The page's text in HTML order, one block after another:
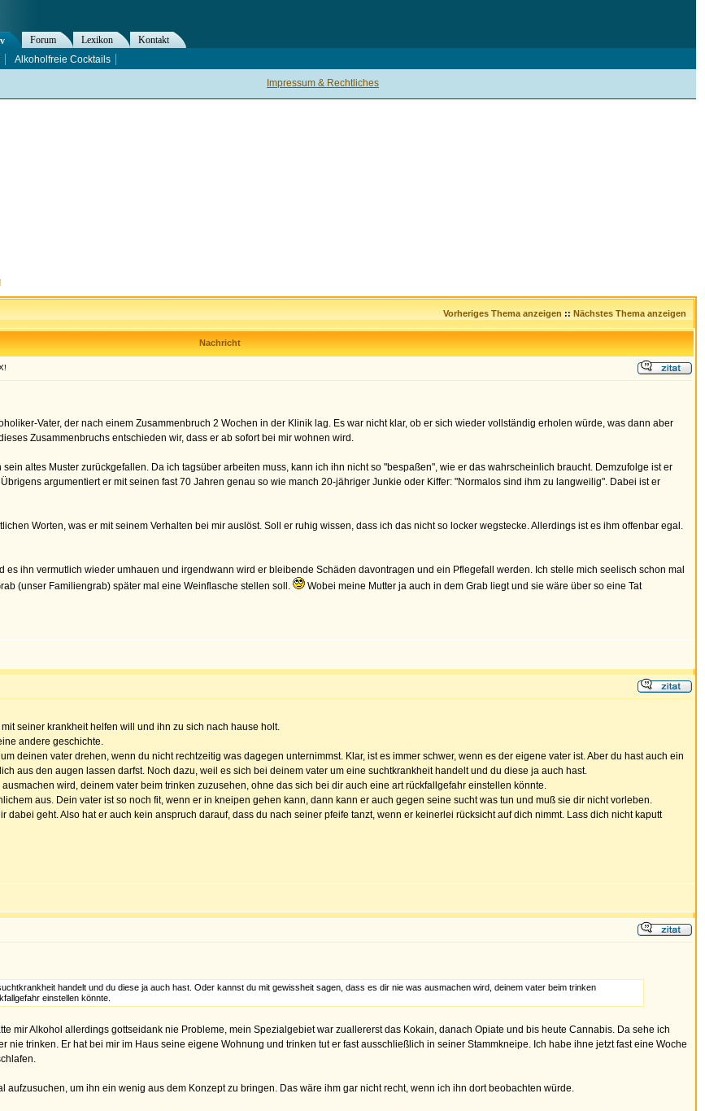
Vorheriges Thema anzeigen :: Nächstes Thema anzeigen
Nachricht
Vater, der nach einem Zusammenbruch 2 Wochen in der Klinik lag. Es war nicht klar, ob er sich wieder vollständig erholen würde, was dann aber
Zusammenbruchs entschieden wir, dass er ab sofort bei mir wohnen wird.
altes Muster zurückgefallen. Da ich tagsüber arbeiten muss, kann ich ihn nicht so "bespaßen", wie er das wahrscheinlich braucht. Demzufolge ist er
argumentiert er mit seinen fast 70 Jahren genau so wie manch 20-jähriger Junkie oder Kiffer: "Normalos sind ihm zu langweilig". Dabei ist er
Worten, was er mit seinem Verhalten bei mir auslöst. Soll er ruhig wissen, dass ich das nicht so locker wegstecke. Allerdings ist es ihm offenbar egal.
es ihn vermutlich wieder umhauen und irgendwann wird er bleibende Schäden davontragen und ein Pflegefall werden. Ich stelle mich seelisch schon mal
(unser Familiengrab) später mal eine Weinflasche stellen soll.
Wobei meine Mutter ja auch in dem Grab liegt und sie wäre über so eine Tat
seiner krankheit helfen will und ihn zu sich nach hause holt.
andere geschichte.
deinen vater drehen, wenn du nicht rechtzeitig was dagegen unternimmst. Klar, ist es immer schwer, wenn es der eigene vater ist. Aber du hast auch ein
aus den augen lassen darfst. Noch dazu, weil es sich bei deinem vater um eine suchtkrankheit handelt und du diese ja auch hast.
wird, deinem vater beim trinken zuzusehen, ohne das sich bei dir auch eine art rückfallgefahr einstellen könnte.
aus. Dein vater ist so noch fit, wenn er in kneipen gehen kann, dann kann er auch gegen seine sucht was tun und muß sie dir nicht vorleben.
dabei geht. Also hat er auch kein anspruch darauf, dass du nach seiner pfeife tanzt, wenn er keinerlei rücksicht auf dich nimmt. Lass dich nicht kaputt
handelt und du diese ja auch hast. Oder kannst du mit gewissheit sagen, dass es dir nie was ausmachen wird, deinem vater beim trinken
einstellen könnte.
mir Alkohol allerdings gottseidank nie Probleme, mein Spezialgebiet war zuallererst das Kokain, danach Opiate und bis heute Cannabis. Da sehe ich
nie trinken. Er hat bei mir im Haus seine eigene Wohnung und trinken tut er fast ausschließlich in seiner Stammkneipe. Ich habe ihne jetzt fast eine Woche
um ihn ein wenig aus dem Konzept zu bringen. Das wäre ihm gar nicht recht, wenn ich ihn dort beobachten würde.
Impressum & Rechtliches
Forum Lexikon
Kontakt
Alkoholfreie Cocktails